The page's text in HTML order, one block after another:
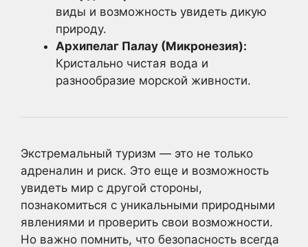
виды и возможность увидеть дикую
природу.
Архипелаг Палау (Микронезия):
Кристально чистая вода и
разнообразие морской живности.
Экстремальный туризм — это не только
адреналин и риск. Это еще и возможность
увидеть мир с другой стороны,
познакомиться с уникальными природными
явлениями и проверить свои возможности.
Но важно помнить, что безопасность всегда